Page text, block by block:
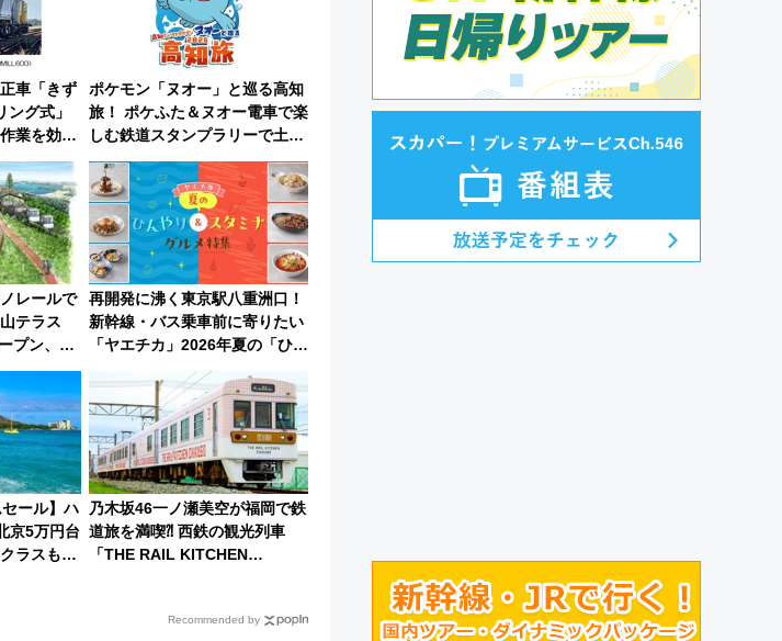
車「きず
グ式」
業を効率
の向上に
全線区で
も
ポケモン「ヌオー」と巡る高知
旅！ ポケふた＆ヌオー電車で楽
しむ鉄道スタンプラリーで土佐
路の絶景と絶品グルメを満喫！
（7月18日スタート）
レールで
テラス
プン、休
ランも登
再開発に沸く東京駅八重洲口！
新幹線・バス乗車前に寄りたい
「ヤエチカ」2026年夏の「ひん
やり＆スタミナグルメ」6選
【新店舗も！】
セール】ハ
京5万円台
ラスも！
乃木坂46一ノ瀬美空が福岡で鉄
道旅を満喫⁈ 西鉄の観光列車
「THE RAIL KITCHEN
Recommended by